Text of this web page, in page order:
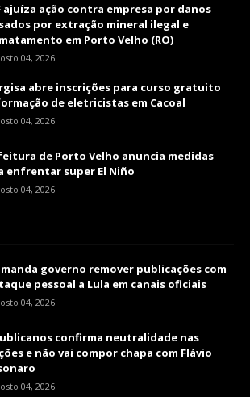
ajuíza ação contra empresa por danos
por extração mineral ilegal e
em Porto Velho (RO)
04, 2026
abre inscrições para curso gratuito
de eletricistas em Cacoal
04, 2026
de Porto Velho anuncia medidas
enfrentar super El Niño
04, 2026
manda governo remover publicações com
pessoal a Lula em canais oficiais
04, 2026
confirma neutralidade nas
e não vai compor chapa com Flávio
04, 2026